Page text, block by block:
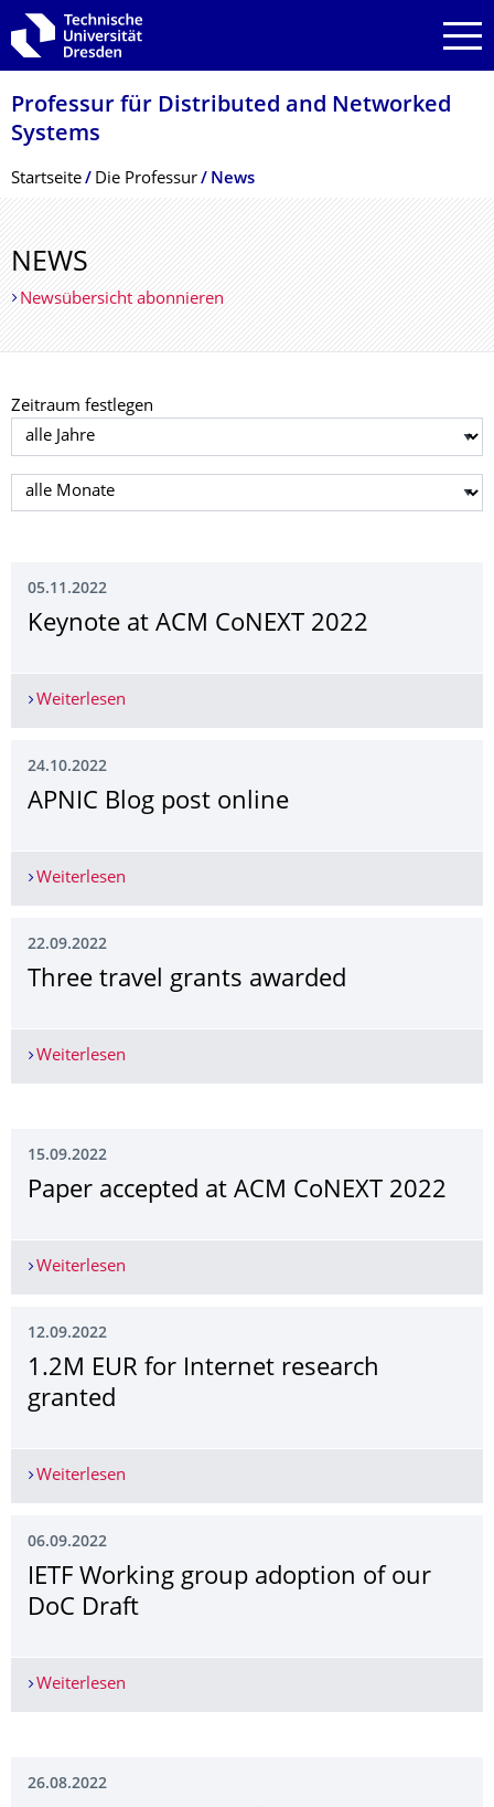
Zur Hauptnavigation springen
Zur Suche springen
Zum Inhalt springen
Professur für Distributed and Networked
Systems
Breadcrumb-Menü
Startseite Die Professur News
NEWS
Newsübersicht abonnieren
Zeitraum festlegen
Jahr auswählen
Monat auswählen
05.11.2022
Keynote at ACM CoNEXT 2022
Weiterlesen
24.10.2022
APNIC Blog post online
Weiterlesen
22.09.2022
Three travel grants awarded
Weiterlesen
15.09.2022
Paper accepted at ACM CoNEXT 2022
Weiterlesen
12.09.2022
1.2M EUR for Internet research
granted
Weiterlesen
06.09.2022
IETF Working group adoption of our
DoC Draft
Weiterlesen
26.08.2022